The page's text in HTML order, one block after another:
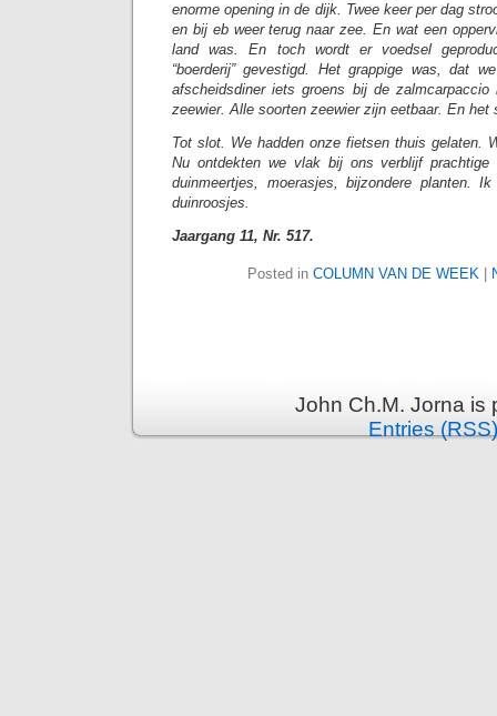
enorme opening in de dijk. Twee keer per dag
en bij eb weer terug naar zee. En wat een
land was. En toch wordt er voedsel
“boerderij” gevestigd. Het grappige was, dat
afscheidsdiner iets groens bij de
zeewier. Alle soorten zeewier zijn eetbaar. En het
Tot slot. We hadden onze fietsen thuis gelaten.
Nu ontdekten we vlak bij ons verblijf prachtige
duinmeertjes, moerasjes, bijzondere planten.
duinroosjes.
Jaargang 11, Nr. 517.
Posted in COLUMN VAN DE WEEK
John Ch.M. Jorna
Entries (RSS)